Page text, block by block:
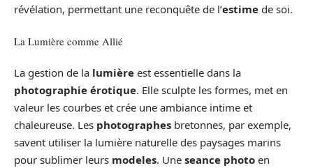
révélation, permettant une reconquête de l’estime de soi.
La Lumière comme Allié
La gestion de la lumière est essentielle dans la
photographie érotique. Elle sculpte les formes, met en
valeur les courbes et crée une ambiance intime et
chaleureuse. Les photographes bretonnes, par exemple,
savent utiliser la lumière naturelle des paysages marins
pour sublimer leurs modeles. Une seance photo en